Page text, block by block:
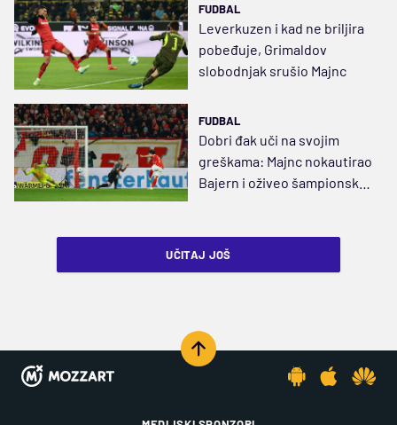
FUDBAL
Leverkuzen i kad ne briljira
pobeđuje, Grimaldov
slobodnjak srušio Majnc
FUDBAL
Dobri đak uči na svojim
greškama: Majnc nokautirao
Bajern i oživeo šampionsku
UČITAJ JOŠ